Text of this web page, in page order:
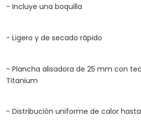
- Incluye una boquilla
- Ligero y de secado rápido
- Plancha alisadora de 25 mm con
Titanium
- Distribución uniforme de calor hasta